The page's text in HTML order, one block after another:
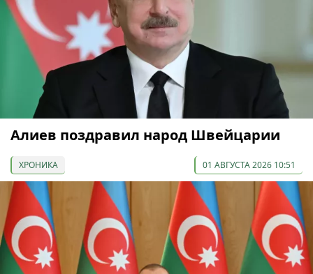
Алиев поздравил народ Швейцарии
ХРОНИКА 01 АВГУСТА 2026 10:51